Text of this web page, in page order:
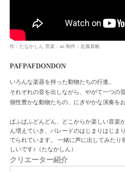
作：たなかしん 音楽：air 制作：近藤真帆
PAFPAFDONDON
いろんな楽器を持った動物たちの行進。
それぞれの音を出しながら、やがて一つの
個性豊かな動物たちの、にぎやかな演奏を
ぱふぱふどんどん、どこからか楽しい音楽
ん増えていき、パレードのはじまりはじま
でられています。 一緒に声に出してみたり
しいです♪（たなかしん）
クリエーター紹介